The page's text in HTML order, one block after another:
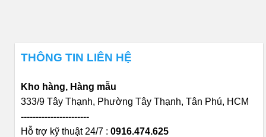
THÔNG TIN LIÊN HỆ
Kho hàng, Hàng mẫu
333/9 Tây Thạnh, Phường Tây Thạnh, Tân Phú, HCM
-----------------------
Hỗ trợ kỹ thuật 24/7 : 0916.474.625